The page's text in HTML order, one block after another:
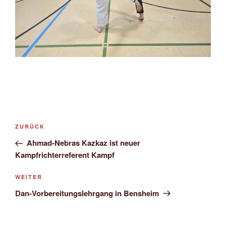
Beitragsnavigation
Vorheriger
Beitrag
ZURÜCK
Ahmad-Nebras Kazkaz ist neuer
Kampfrichterreferent Kampf
Nächster
Beitrag
WEITER
Dan-Vorbereitungslehrgang in Bensheim